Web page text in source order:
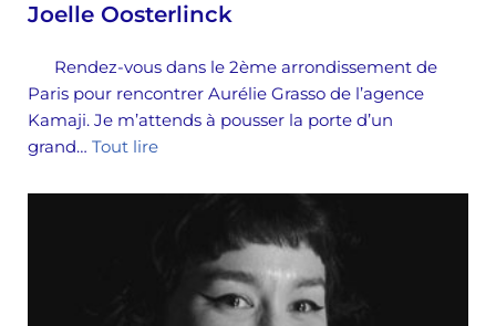
Joelle Oosterlinck
Rendez-vous dans le 2ème arrondissement de
Paris pour rencontrer Aurélie Grasso de l’agence
Kamaji. Je m’attends à pousser la porte d’un
grand… Tout lire